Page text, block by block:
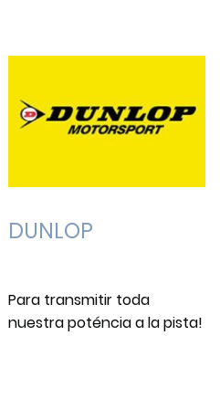
DUNLOP
Para transmitir toda
nuestra poténcia a la pista!